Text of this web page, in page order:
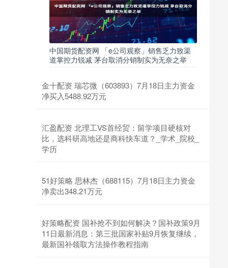
中国期货配资网 「e公司观察」销售乏力致渠
道掌控力锐减 茅台取消分销制实为无奈之举
金十配资 瑞芯微（603893）7月18日主力资金
净买入5488.92万元
汇盈配资 北理工VS首经贸：留学项目硬核对
比，选科研高地还是商科快车道？_学术_院校_
学历
51好策略 思林杰（688115）7月18日主力资金
净卖出348.21万元
好策略配资 国补抢不到如何解决？国补政策9月
11日最新消息：第三批国家补贴9月恢复继续，
最新国补领取方法操作教程指南